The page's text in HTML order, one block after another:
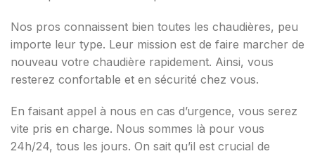
Nos pros connaissent bien toutes les chaudières, peu
importe leur type. Leur mission est de faire marcher de
nouveau votre chaudière rapidement. Ainsi, vous
resterez confortable et en sécurité chez vous.
En faisant appel à nous en cas d’urgence, vous serez
vite pris en charge. Nous sommes là pour vous
24h/24, tous les jours. On sait qu’il est crucial de